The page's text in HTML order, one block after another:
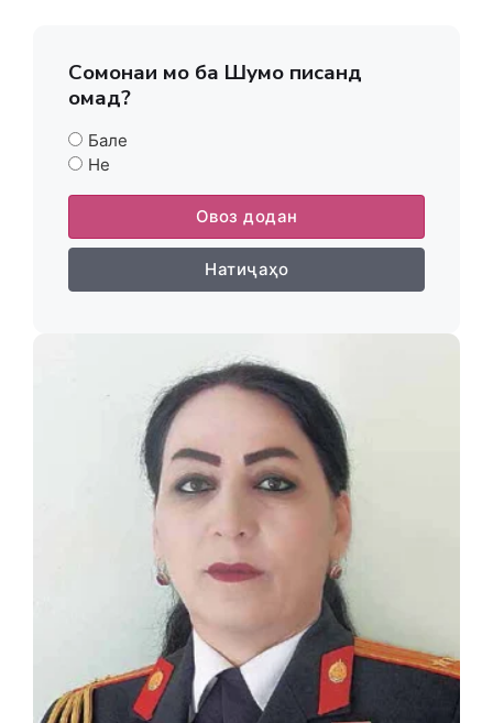
Сомонаи мо ба Шумо писанд
омад?
Бале
Не
Овоз додан
Натиҷаҳо